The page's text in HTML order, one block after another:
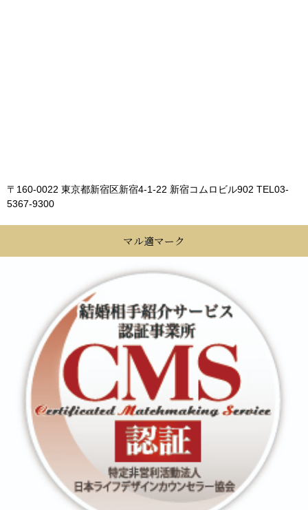
〒160-0022 東京都新宿区新宿4-1-22 新宿コムロビル902 TEL03-
5367-9300
マル適マーク